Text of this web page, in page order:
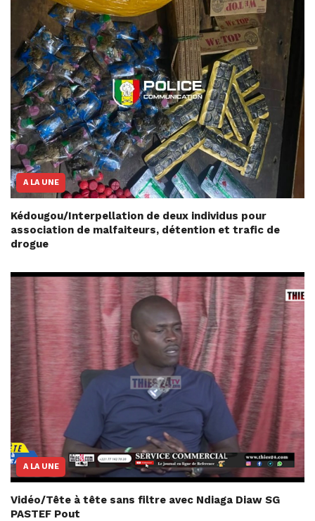
A LA UNE
Kédougou/Interpellation de deux individus pour
association de malfaiteurs, détention et trafic de
drogue
A LA UNE
Vidéo/Tête à tête sans filtre avec Ndiaga Diaw SG
PASTEF Pout